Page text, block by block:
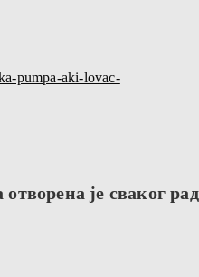
pumpa-aki-lovac-
је сваког